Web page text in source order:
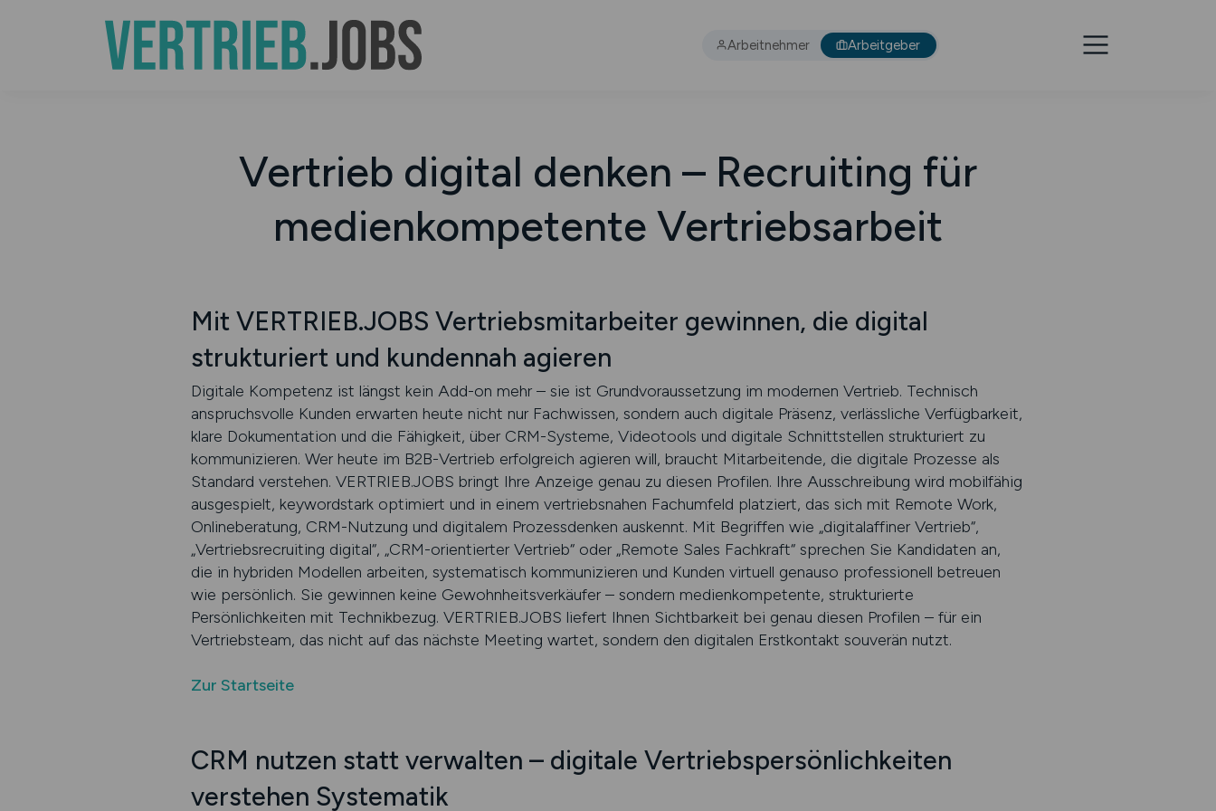
Arbeitnehmer Arbeitgeber
Vertrieb digital denken – Recruiting für
medienkompetente Vertriebsarbeit
Mit VERTRIEB.JOBS Vertriebsmitarbeiter gewinnen, die digital
strukturiert und kundennah agieren
Digitale Kompetenz ist längst kein Add-on mehr – sie ist Grundvoraussetzung im modernen Vertrieb. Technisch
anspruchsvolle Kunden erwarten heute nicht nur Fachwissen, sondern auch digitale Präsenz, verlässliche Verfügbarkeit,
klare Dokumentation und die Fähigkeit, über CRM-Systeme, Videotools und digitale Schnittstellen strukturiert zu
kommunizieren. Wer heute im B2B-Vertrieb erfolgreich agieren will, braucht Mitarbeitende, die digitale Prozesse als
Standard verstehen. VERTRIEB.JOBS bringt Ihre Anzeige genau zu diesen Profilen. Ihre Ausschreibung wird mobilfähig
ausgespielt, keywordstark optimiert und in einem vertriebsnahen Fachumfeld platziert, das sich mit Remote Work,
Onlineberatung, CRM-Nutzung und digitalem Prozessdenken auskennt. Mit Begriffen wie „digitalaffiner Vertrieb“,
„Vertriebsrecruiting digital“, „CRM-orientierter Vertrieb“ oder „Remote Sales Fachkraft“ sprechen Sie Kandidaten an,
die in hybriden Modellen arbeiten, systematisch kommunizieren und Kunden virtuell genauso professionell betreuen
wie persönlich. Sie gewinnen keine Gewohnheitsverkäufer – sondern medienkompetente, strukturierte
Persönlichkeiten mit Technikbezug. VERTRIEB.JOBS liefert Ihnen Sichtbarkeit bei genau diesen Profilen – für ein
Vertriebsteam, das nicht auf das nächste Meeting wartet, sondern den digitalen Erstkontakt souverän nutzt.
Zur Startseite
CRM nutzen statt verwalten – digitale Vertriebspersönlichkeiten
verstehen Systematik